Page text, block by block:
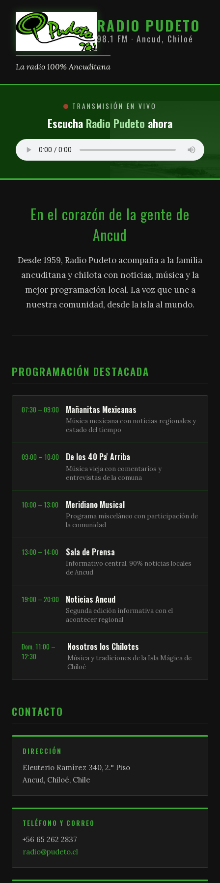
RADIO PUDETO
98.1 FM · Ancud, Chiloé
La radio 100% Ancuditana
TRANSMISIÓN EN VIVO
Escucha Radio Pudeto ahora
En el corazón de la gente de
Ancud
Desde 1959, Radio Pudeto acompaña a la familia
ancuditana y chilota con noticias, música y la
mejor programación local. La voz que une a
nuestra comunidad, desde la isla al mundo.
PROGRAMACIÓN DESTACADA
07:30 – 09:00 Mañanitas Mexicanas
Música mexicana con noticias regionales y
estado del tiempo
09:00 – 10:00 De los 40 Pa' Arriba
Música vieja con comentarios y
entrevistas de la comuna
10:00 – 13:00 Meridiano Musical
Programa misceláneo con participación de
la comunidad
13:00 – 14:00 Sala de Prensa
Informativo central, 90% noticias locales
de Ancud
19:00 – 20:00 Noticias Ancud
Segunda edición informativa con el
acontecer regional
Dom. 11:00 –
12:30
Nosotros los Chilotes
Música y tradiciones de la Isla Mágica de
Chiloé
CONTACTO
DIRECCIÓN
Eleuterio Ramírez 340, 2.° Piso
Ancud, Chiloé, Chile
TELÉFONO Y CORREO
+56 65 262 2837
radio@pudeto.cl